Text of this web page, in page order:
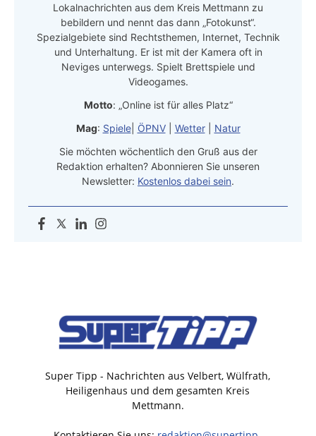
Lokalnachrichten aus dem Kreis Mettmann zu
bebildern und nennt das dann „Fotokunst“.
Spezialgebiete sind Rechtsthemen, Internet, Technik
und Unterhaltung. Er ist mit der Kamera oft in
Neviges unterwegs. Spielt Brettspiele und
Videogames.
Motto: „Online ist für alles Platz“
Mag: Spiele| ÖPNV| Wetter| Natur
Sie möchten wöchentlich den Gruß aus der
Redaktion erhalten? Abonnieren Sie unseren
Newsletter: Kostenlos dabei sein.
Super Tipp - Nachrichten aus Velbert, Wülfrath,
Heiligenhaus und dem gesamten Kreis
Mettmann.